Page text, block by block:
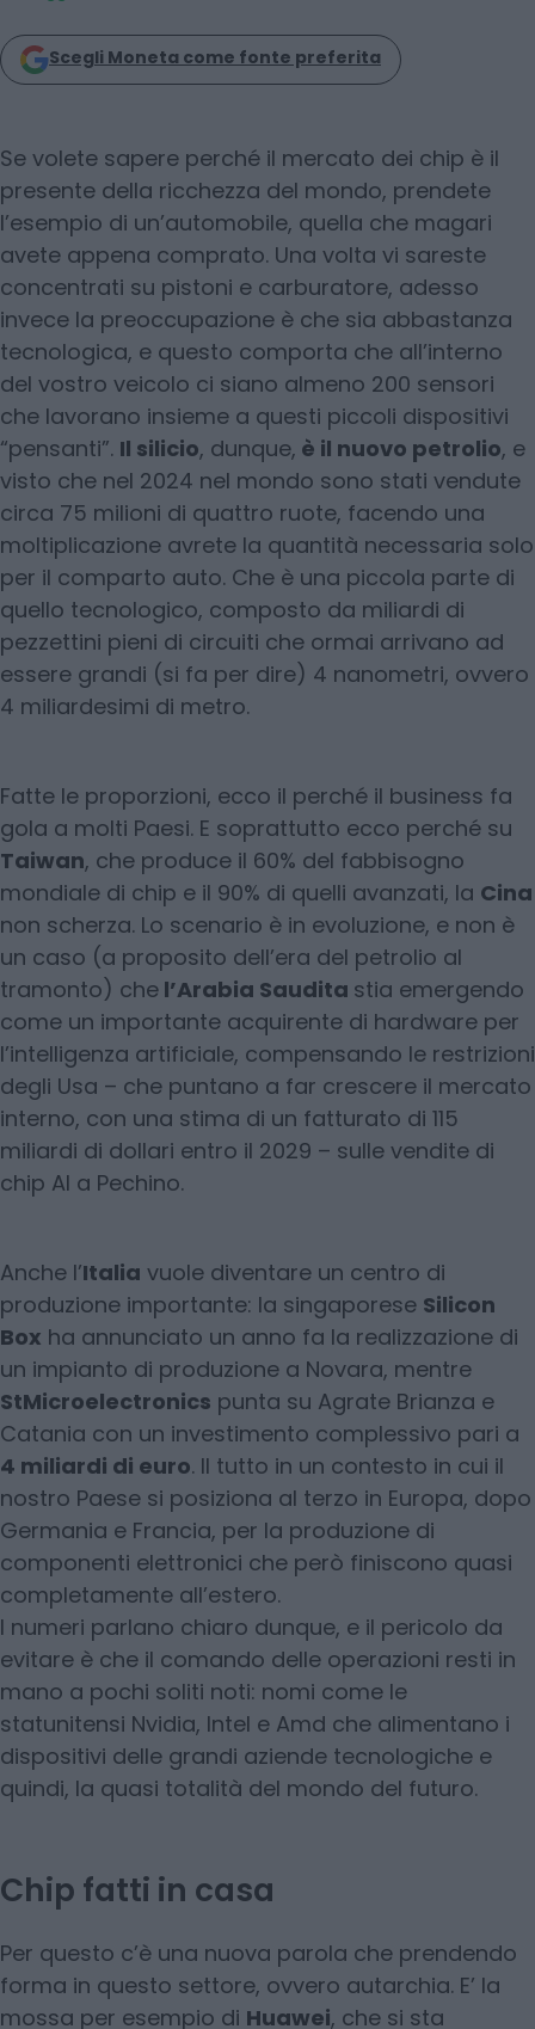
Scegli Moneta come fonte preferita
Se volete sapere perché il mercato dei chip è il
presente della ricchezza del mondo, prendete
l’esempio di un’automobile, quella che magari
avete appena comprato. Una volta vi sareste
concentrati su pistoni e carburatore, adesso
invece la preoccupazione è che sia abbastanza
tecnologica, e questo comporta che all’interno
del vostro veicolo ci siano almeno 200 sensori
che lavorano insieme a questi piccoli dispositivi
“pensanti”. Il silicio, dunque, è il nuovo petrolio, e
visto che nel 2024 nel mondo sono stati vendute
circa 75 milioni di quattro ruote, facendo una
moltiplicazione avrete la quantità necessaria solo
per il comparto auto. Che è una piccola parte di
quello tecnologico, composto da miliardi di
pezzettini pieni di circuiti che ormai arrivano ad
essere grandi (si fa per dire) 4 nanometri, ovvero
4 miliardesimi di metro.
Fatte le proporzioni, ecco il perché il business fa
gola a molti Paesi. E soprattutto ecco perché su
Taiwan, che produce il 60% del fabbisogno
mondiale di chip e il 90% di quelli avanzati, la Cina
non scherza. Lo scenario è in evoluzione, e non è
un caso (a proposito dell’era del petrolio al
tramonto) che l’Arabia Saudita stia emergendo
come un importante acquirente di hardware per
l’intelligenza artificiale, compensando le restrizioni
degli Usa – che puntano a far crescere il mercato
interno, con una stima di un fatturato di 115
miliardi di dollari entro il 2029 – sulle vendite di
chip AI a Pechino.
Anche l’Italia vuole diventare un centro di
produzione importante: la singaporese Silicon
Box ha annunciato un anno fa la realizzazione di
un impianto di produzione a Novara, mentre
StMicroelectronics punta su Agrate Brianza e
Catania con un investimento complessivo pari a
4 miliardi di euro. Il tutto in un contesto in cui il
nostro Paese si posiziona al terzo in Europa, dopo
Germania e Francia, per la produzione di
componenti elettronici che però finiscono quasi
completamente all’estero.
I numeri parlano chiaro dunque, e il pericolo da
evitare è che il comando delle operazioni resti in
mano a pochi soliti noti: nomi come le
statunitensi Nvidia, Intel e Amd che alimentano i
dispositivi delle grandi aziende tecnologiche e
quindi, la quasi totalità del mondo del futuro.
Chip fatti in casa
Per questo c’è una nuova parola che prendendo
forma in questo settore, ovvero autarchia. E’ la
mossa per esempio di Huawei, che si sta